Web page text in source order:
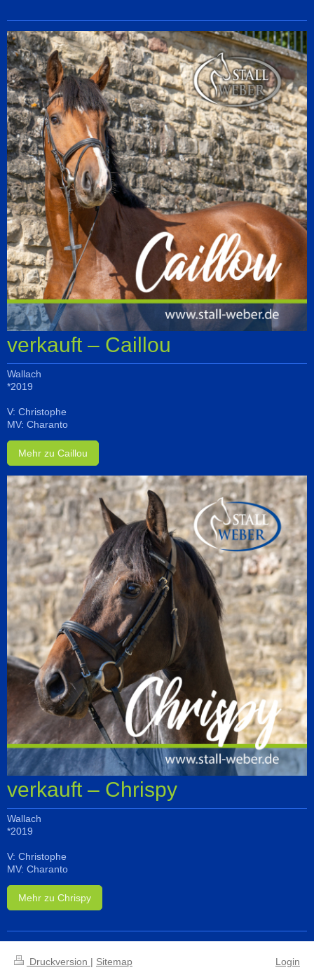
verkauft – Caillou
Wallach
*2019
V: Christophe
MV: Charanto
Mehr zu Caillou
verkauft – Chrispy
Wallach
*2019
V: Christophe
MV: Charanto
Mehr zu Chrispy
Druckversion | Sitemap
Login